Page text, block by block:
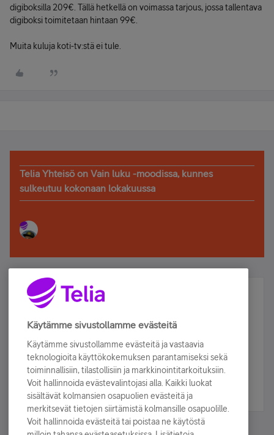
digiboksilla 209€. Tällä hetkellä on voimassa tarjous, jossa tallentava
digiboksi toimitetaan hintaan 99€.
Muita kuluja koti-tv:stä ei tule.
Telia Yhteisö on Vain luku -moodissa, kunnes
sulkeutuu kokonaan lokakuussa
Älä jää paitsi – osallistu ja voita!
Tilaa Telian uutiskirje ja olet mukana arvonnassa.
sähköpostiisi.
Tilaa nyt
Käytämme sivustollamme evästeitä
Käytämme sivustollamme evästeitä ja vastaavia
teknologioita käyttökokemuksen parantamiseksi sekä
toiminnallisiin, tilastollisiin ja markkinointitarkoituksiin.
Voit hallinnoida evästevalintojasi alla. Kaikki luokat
sisältävät kolmansien osapuolien evästeitä ja
merkitsevät tietojen siirtämistä kolmansille osapuolille.
Voit hallinnoida evästeitä tai poistaa ne käytöstä